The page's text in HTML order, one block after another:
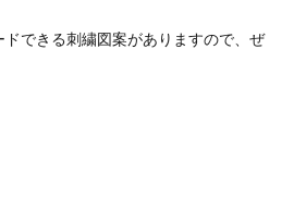
できる刺繍図案がありますので、ぜ